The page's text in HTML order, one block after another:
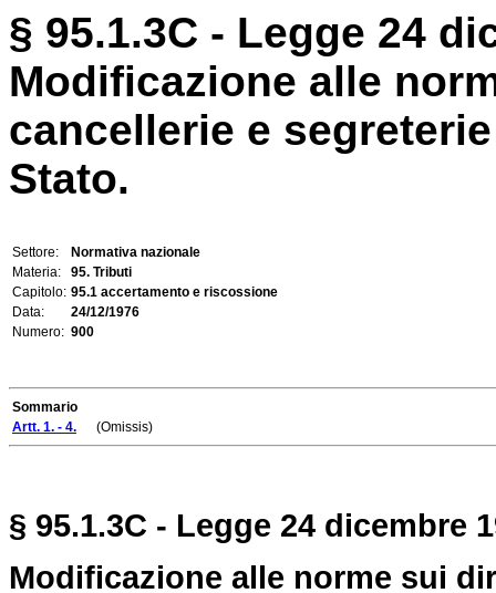
§ 95.1.3C - Legge 24
Modificazione alle
cancellerie e
Stato.
Settore:
Normativa nazionale
Materia:
95. Tributi
Capitolo: 95.1 accertamento e riscossione
Data:
24/12/1976
Numero: 900
Sommario
Artt. 1. - 4. (Omissis)
§ 95.1.3C - Legge 24 dicembre
Modificazione alle norme sui